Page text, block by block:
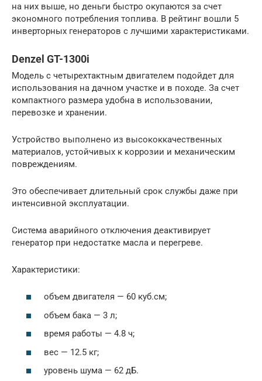
на них выше, но деньги быстро окупаются за счет
экономного потребления топлива. В рейтинг вошли 5
инверторных генераторов с лучшими характеристиками.
Denzel GT-1300i
Модель с четырехтактным двигателем подойдет для
использования на дачном участке и в походе. За счет
компактного размера удобна в использовании,
перевозке и хранении.
Устройство выполнено из высококкачественных
материалов, устойчивых к коррозии и механическим
повреждениям.
Это обеспечивает длительный срок службы даже при
интенсивной эксплуатации.
Система аварийного отключения деактивирует
генератор при недостатке масла и перегреве.
Характеристики:
объем двигателя — 60 куб.см;
объем бака — 3 л;
время работы — 4.8 ч;
вес — 12.5 кг;
уровень шума — 62 дБ.